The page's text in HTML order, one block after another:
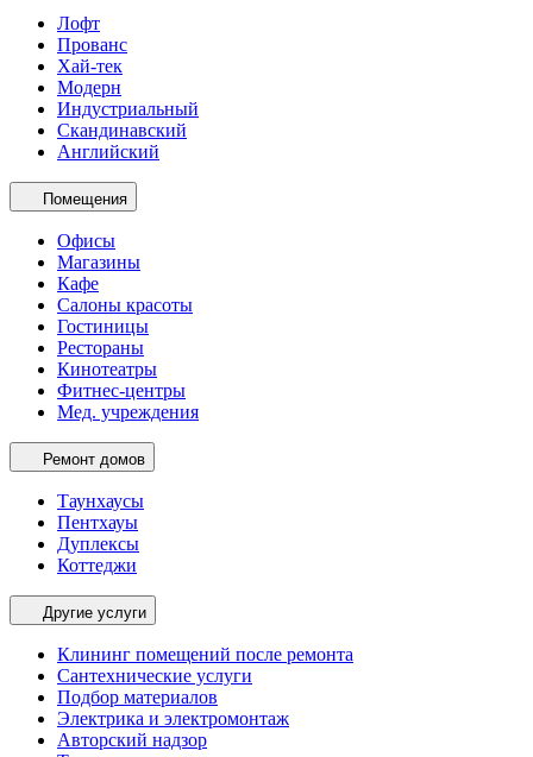
Лофт
Прованс
Хай-тек
Модерн
Индустриальный
Скандинавский
Английский
Помещения
Офисы
Магазины
Кафе
Салоны красоты
Гостиницы
Рестораны
Кинотеатры
Фитнес-центры
Мед. учреждения
Ремонт домов
Таунхаусы
Пентхауы
Дуплексы
Коттеджи
Другие услуги
Клининг помещений после ремонта
Сантехнические услуги
Подбор материалов
Электрика и электромонтаж
Авторский надзор